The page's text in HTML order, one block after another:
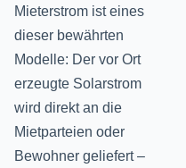
Mieterstrom ist eines
dieser bewährten
Modelle: Der vor Ort
erzeugte Solarstrom
wird direkt an die
Mietparteien oder
Bewohner geliefert –